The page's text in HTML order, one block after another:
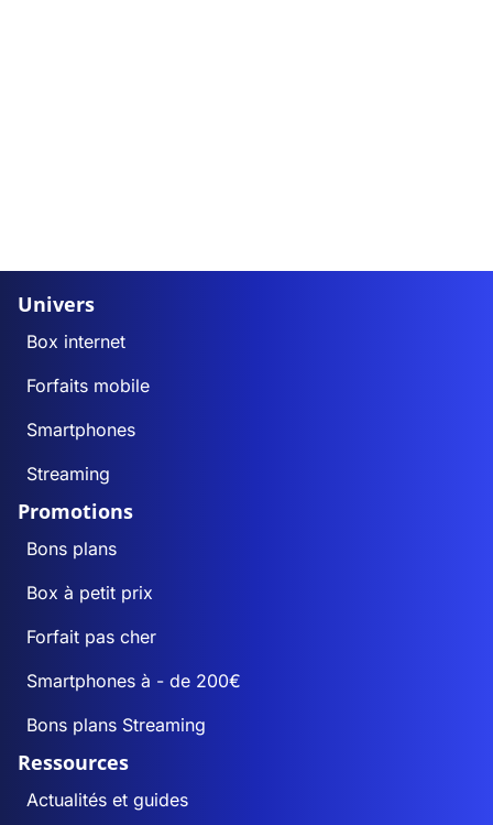
Univers
Box internet
Forfaits mobile
Smartphones
Streaming
Promotions
Bons plans
Box à petit prix
Forfait pas cher
Smartphones à - de 200€
Bons plans Streaming
Ressources
Actualités et guides